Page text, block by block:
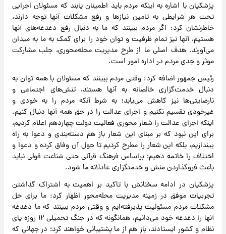
پزشکیان با اشاره به اینکه مردم باید اطمینان یابند که مسئولان اجرایی
تحت هر شرایطی به تامین نیازها و رفع مشکلات آنها توجه دارند،
خاطرنشان کرد: اگر مردم ببینند که ما به دنبال رفع دغدغه‌های آنها
هستیم، آنها نیز تمام ظرفیت و توان خود را برای کمک به ما به میدان
می‌آورند. هدف اصلی ما از طرح مدیریت محله‌محوری، جلب مشارکت
موثر و جدی مردم در اداره امور است.
رئیس جمهور اضافه کرد: وقتی مردم ببینند که مسئولان با همه توان به
دنبال خدمت‌گزاری خالصانه به آنها هستند، تنش‌های اجتماعی و
نارضایتی‌ها نیز کاهش می‌یابد؛ به شرط آنکه مردم را به خودی و
غیرخودی تقسیم نکنیم و اجرای عدالت را در حق همه آنها دنبال کنیم.
اینکه اجرای عدالت را شعار محوری فعالیت دولت چهاردهم اعلام کردیم،
برای این نبود که بر مبنای این شعار باز هم دسته‌بندی و دعوا به راه
بیندازیم، بلکه این شعار را مطرح کردیم تا حول آن وفاق کرده و دعوا و
اختلاف را خاتمه دهیم؛ براساس فرهنگ قرآنی حتی شناعت قولی نباید
باعث فروگذاردن منش و خدمتگزاری عادلانه ما شود.
پزشکیان در ادامه سخنانش با تاکید بر اهمیت به اشتراک گذاشتن
تجربیات موفق در زمینه مدیریت محله‌محور اظهار کرد: ما برای حل
مشکلات مردم مسئولیت پذیرفته‌ایم و وقتی مردم ببینند که ما دغدغه
آنها را دغدغه خود می‌دانیم، همانگونه که در جنگ تحمیلی ۱۲ روزه پای
نظام و کشور ایستادند، باز هم از ما پشتیبانی خواهند کرد؛ در جهانی که